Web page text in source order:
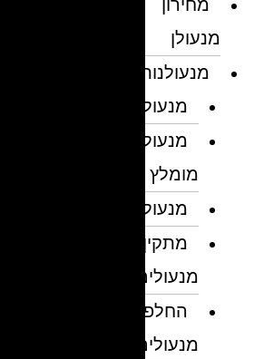
מחירון
מנעולן
מנעולנות
מנעולן
מנעולן
מומלץ
מנעולנים
מתקין
מנעולים
החלפת
מנעולים